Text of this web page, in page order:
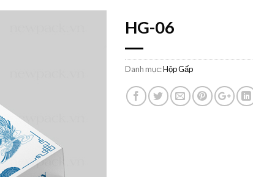
HG-06
Danh mục:Hộp Gấp